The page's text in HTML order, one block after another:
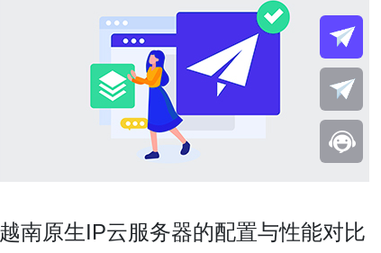
越南原生IP云服务器的配置与性能对比